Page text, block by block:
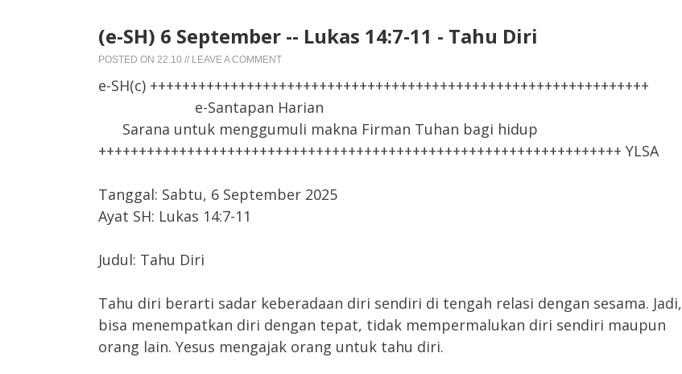
(e-SH) 6 September -- Lukas 14:7-11 - Tahu Diri
POSTED ON 22.10 // LEAVE A COMMENT
e-SH(c) ++++++++++++++++++++++++++++++++++++++++++++++++++++++++++++++
e-Santapan Harian
Sarana untuk menggumuli makna Firman Tuhan bagi hidup
+++++++++++++++++++++++++++++++++++++++++++++++++++++++++++++++++ YLSA
Tanggal: Sabtu, 6 September 2025
Ayat SH: Lukas 14:7-11
Judul: Tahu Diri
Tahu diri berarti sadar keberadaan diri sendiri di tengah relasi dengan sesama. Jadi,
bisa menempatkan diri dengan tepat, tidak mempermalukan diri sendiri maupun
orang lain. Yesus mengajak orang untuk tahu diri.